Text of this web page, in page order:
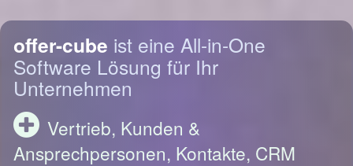
offer-cube ist eine All-in-One
Software Lösung für Ihr
Unternehmen
Vertrieb, Kunden &
Ansprechpersonen, Kontakte, CRM